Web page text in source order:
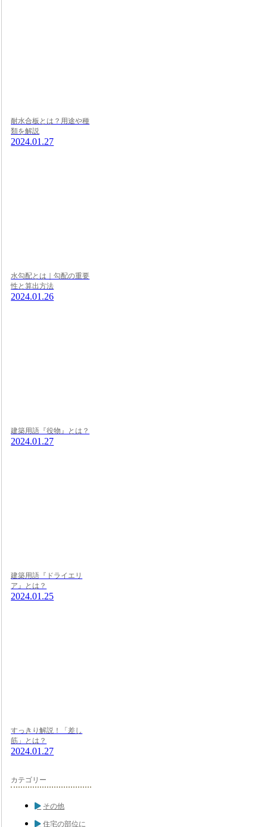
耐水合板とは？用途や種
類を解説
2024.01.27
水勾配とは｜勾配の重要
性と算出方法
2024.01.26
建築用語『役物』とは？
2024.01.27
建築用語『ドライエリ
ア』とは？
2024.01.25
すっきり解説！「差し
筋」とは？
2024.01.27
カテゴリー
その他
住宅の部位に